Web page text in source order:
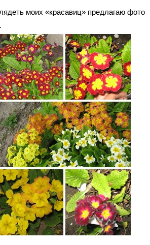
моих «красавиц» предлагаю фото